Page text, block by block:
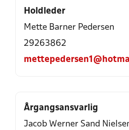
Holdleder
Mette Barner Pedersen
29263862
Årgangsansvarlig
Jacob Werner Sand